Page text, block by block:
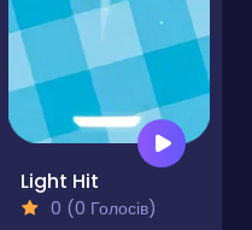
Light Hit
0 (0 Голосів)